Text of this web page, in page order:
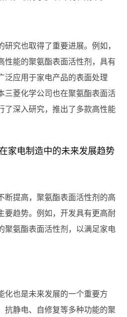
研究也取得了重要进展。例如，
性能的聚氨酯表面活性剂，具有
泛应用于家电产品的表面处理
三菱化学公司也在聚氨酯表面活
了深入研究，推出了多款高性能
家电制造中的未来发展趋势
断提高，聚氨酯表面活性剂的高
要趋势。例如，开发具有更高耐
聚氨酯表面活性剂，以满足家电
化也是未来发展的一个重要方
抗静电、自修复等多种功能的聚